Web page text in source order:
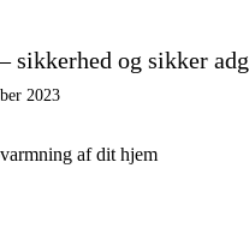
sikkerhed og sikker
2023